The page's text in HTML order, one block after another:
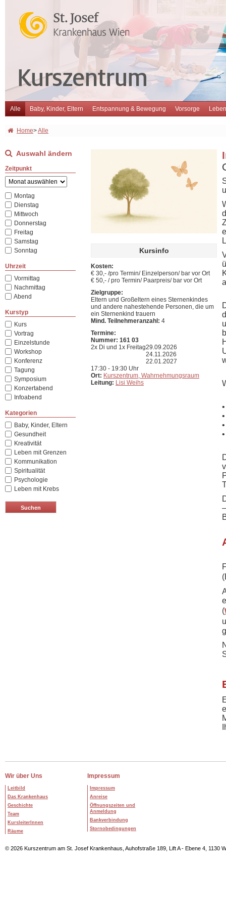
Alle Baby, Kinder, Eltern Entspannung & Bewegung Vorsorge
Home>Alle
Auswahl ändern
Zeitpunkt
Montag
Dienstag
Mittwoch
Donnerstag
Freitag
Samstag
Sonntag
Uhrzeit
Vormittag
Nachmittag
Abend
Kurstyp
Kurs
Vortrag
Einzelstunde
Workshop
Konferenz
Tagung
Symposium
Konzertabend
Infoabend
Kategorien
Baby, Kinder, Eltern
Gesundheit
Kreativität
Leben mit Grenzen
Kommunikation
Spiritualität
Psychologie
Leben mit Krebs
Kursinfo
Kosten:
€ 30,- /pro Termin/ Einzelperson/ bar vor Ort
€ 50,- / pro Termin/ Paarpreis/ bar vor Ort
Zielgruppe:
Eltern und Großeltern eines Sternenkindes
und andere nahestehende Personen, die um
ein Sternenkind trauern
Mind. Teilnehmeranzahl: 4
Termine:
Nummer: 161 03
2x Di und 1x Freitag29.09.2026
24.11.2026
22.01.2027
17:30 - 19:30 Uhr
Ort: Kurszentrum, Wahrnehmungsraum
Leitung: Lisi Weihs
(
Wir über Uns
Leitbild
Das Krankenhaus
Geschichte
Team
KursleiterInnen
Räume
Impressum
Impressum
Anreise
Öffnungszeiten und
Anmeldung
Bankverbindung
Stornobedingungen
© 2026 Kurszentrum am St. Josef Krankenhaus, Auhofstraße 189, Lift A - Ebene 4, 1130